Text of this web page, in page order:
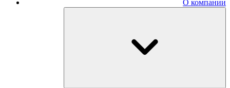
О компании